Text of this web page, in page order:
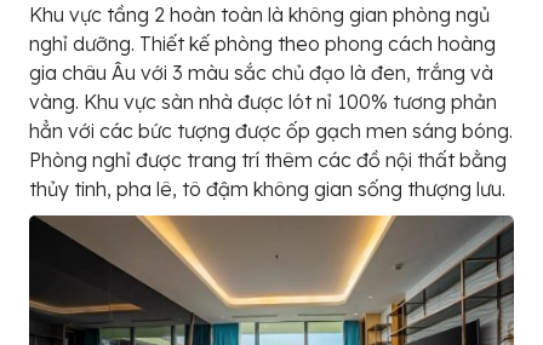
Khu vực tầng 2 hoàn toàn là không gian phòng ngủ
nghỉ dưỡng. Thiết kế phòng theo phong cách hoàng
gia châu Âu với 3 màu sắc chủ đạo là đen, trắng và
vàng. Khu vực sàn nhà được lót nỉ 100% tương phản
hẳn với các bức tượng được ốp gạch men sáng bóng.
Phòng nghỉ được trang trí thêm các đồ nội thất bằng
thủy tinh, pha lê, tô đậm không gian sống thượng lưu.